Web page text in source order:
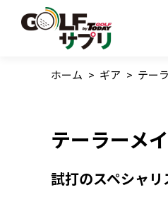
ホーム > ギア > テー
テーラーメ
試打のスペシャ